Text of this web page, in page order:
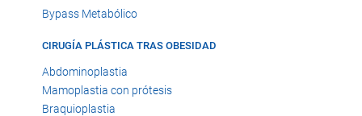
Bypass Metabólico
CIRUGÍA PLÁSTICA TRAS OBESIDAD
Abdominoplastia
Mamoplastia con prótesis
Braquioplastia